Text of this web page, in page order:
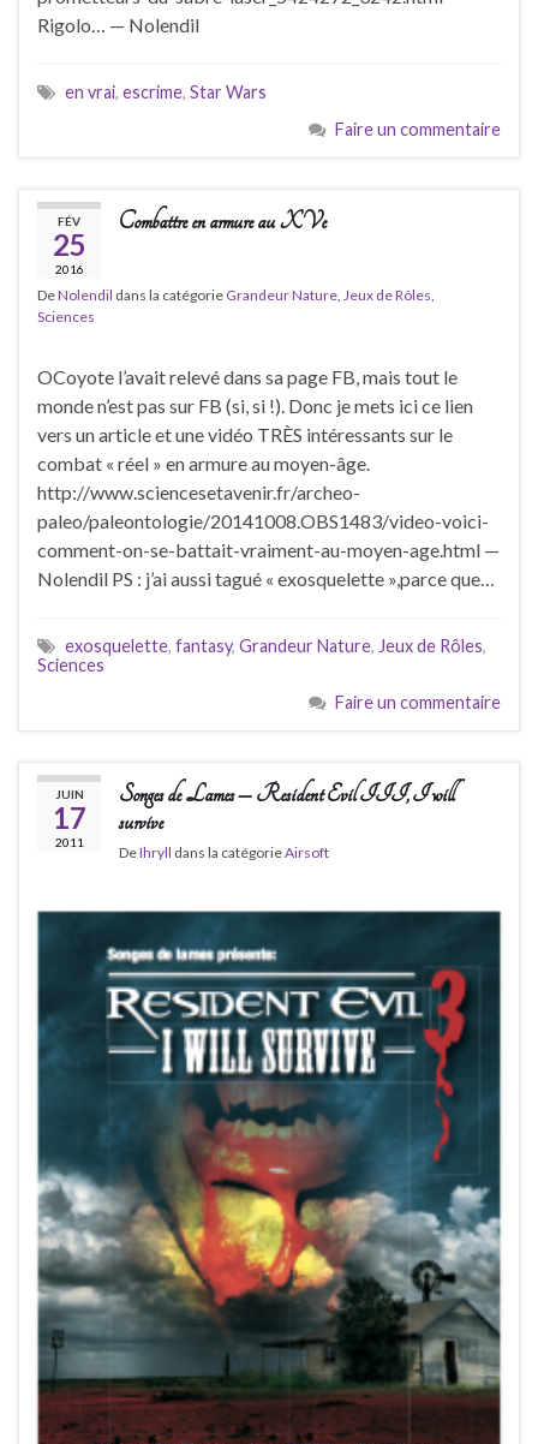
Rigolo… — Nolendil
en vrai, escrime, Star Wars
Faire un commentaire
FÉV
25
2016
Combattre en armure au XVe
DeNolendil dans la catégorie Grandeur Nature, Jeux de Rôles,
Sciences
OCoyote l’avait relevé dans sa page FB, mais tout le
monde n’est pas sur FB (si, si !). Donc je mets ici ce lien
vers un article et une vidéo TRÈS intéressants sur le
combat « réel » en armure au moyen-âge.
http://www.sciencesetavenir.fr/archeo-
paleo/paleontologie/20141008.OBS1483/video-voici-
comment-on-se-battait-vraiment-au-moyen-age.html —
Nolendil PS : j’ai aussi tagué « exosquelette »,parce que…
exosquelette, fantasy, Grandeur Nature, Jeux de Rôles,
Sciences
Faire un commentaire
JUIN
17
2011
Songes de Lames – Resident Evil III, I will
survive
DeIhryll dans la catégorieAirsoft